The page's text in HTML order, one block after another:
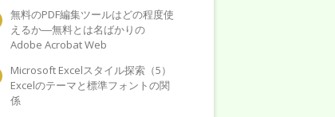
無料のPDF編集ツールはどの程度使
えるか―無料とは名ばかりの
Adobe Acrobat Web
Microsoft Excelスタイル探索（5）
Excelのテーマと標準フォントの関
係